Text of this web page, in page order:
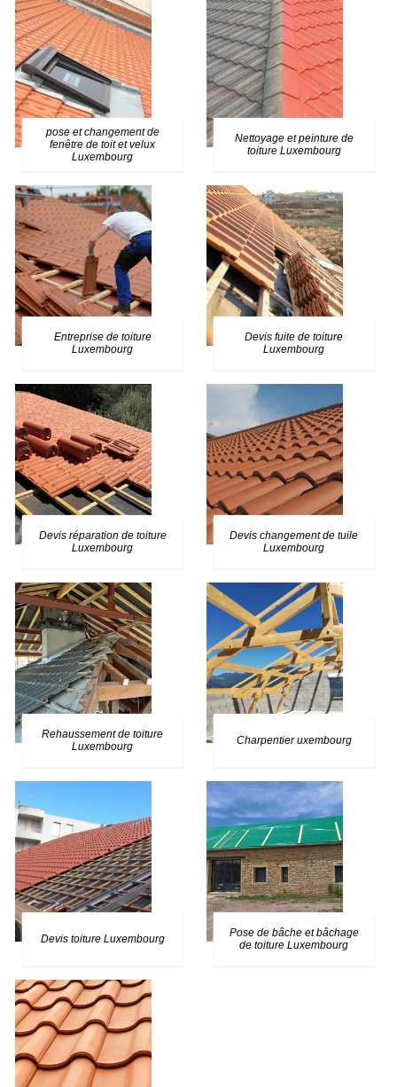
pose et changement de
fenêtre de toit et velux
Luxembourg
Nettoyage et peinture de
toiture Luxembourg
Entreprise de toiture
Luxembourg
Devis fuite de toiture
Luxembourg
Devis réparation de toiture
Luxembourg
Devis changement de tuile
Luxembourg
Rehaussement de toiture
Luxembourg
Charpentier uxembourg
Devis toiture Luxembourg
Pose de bâche et bâchage
de toiture Luxembourg